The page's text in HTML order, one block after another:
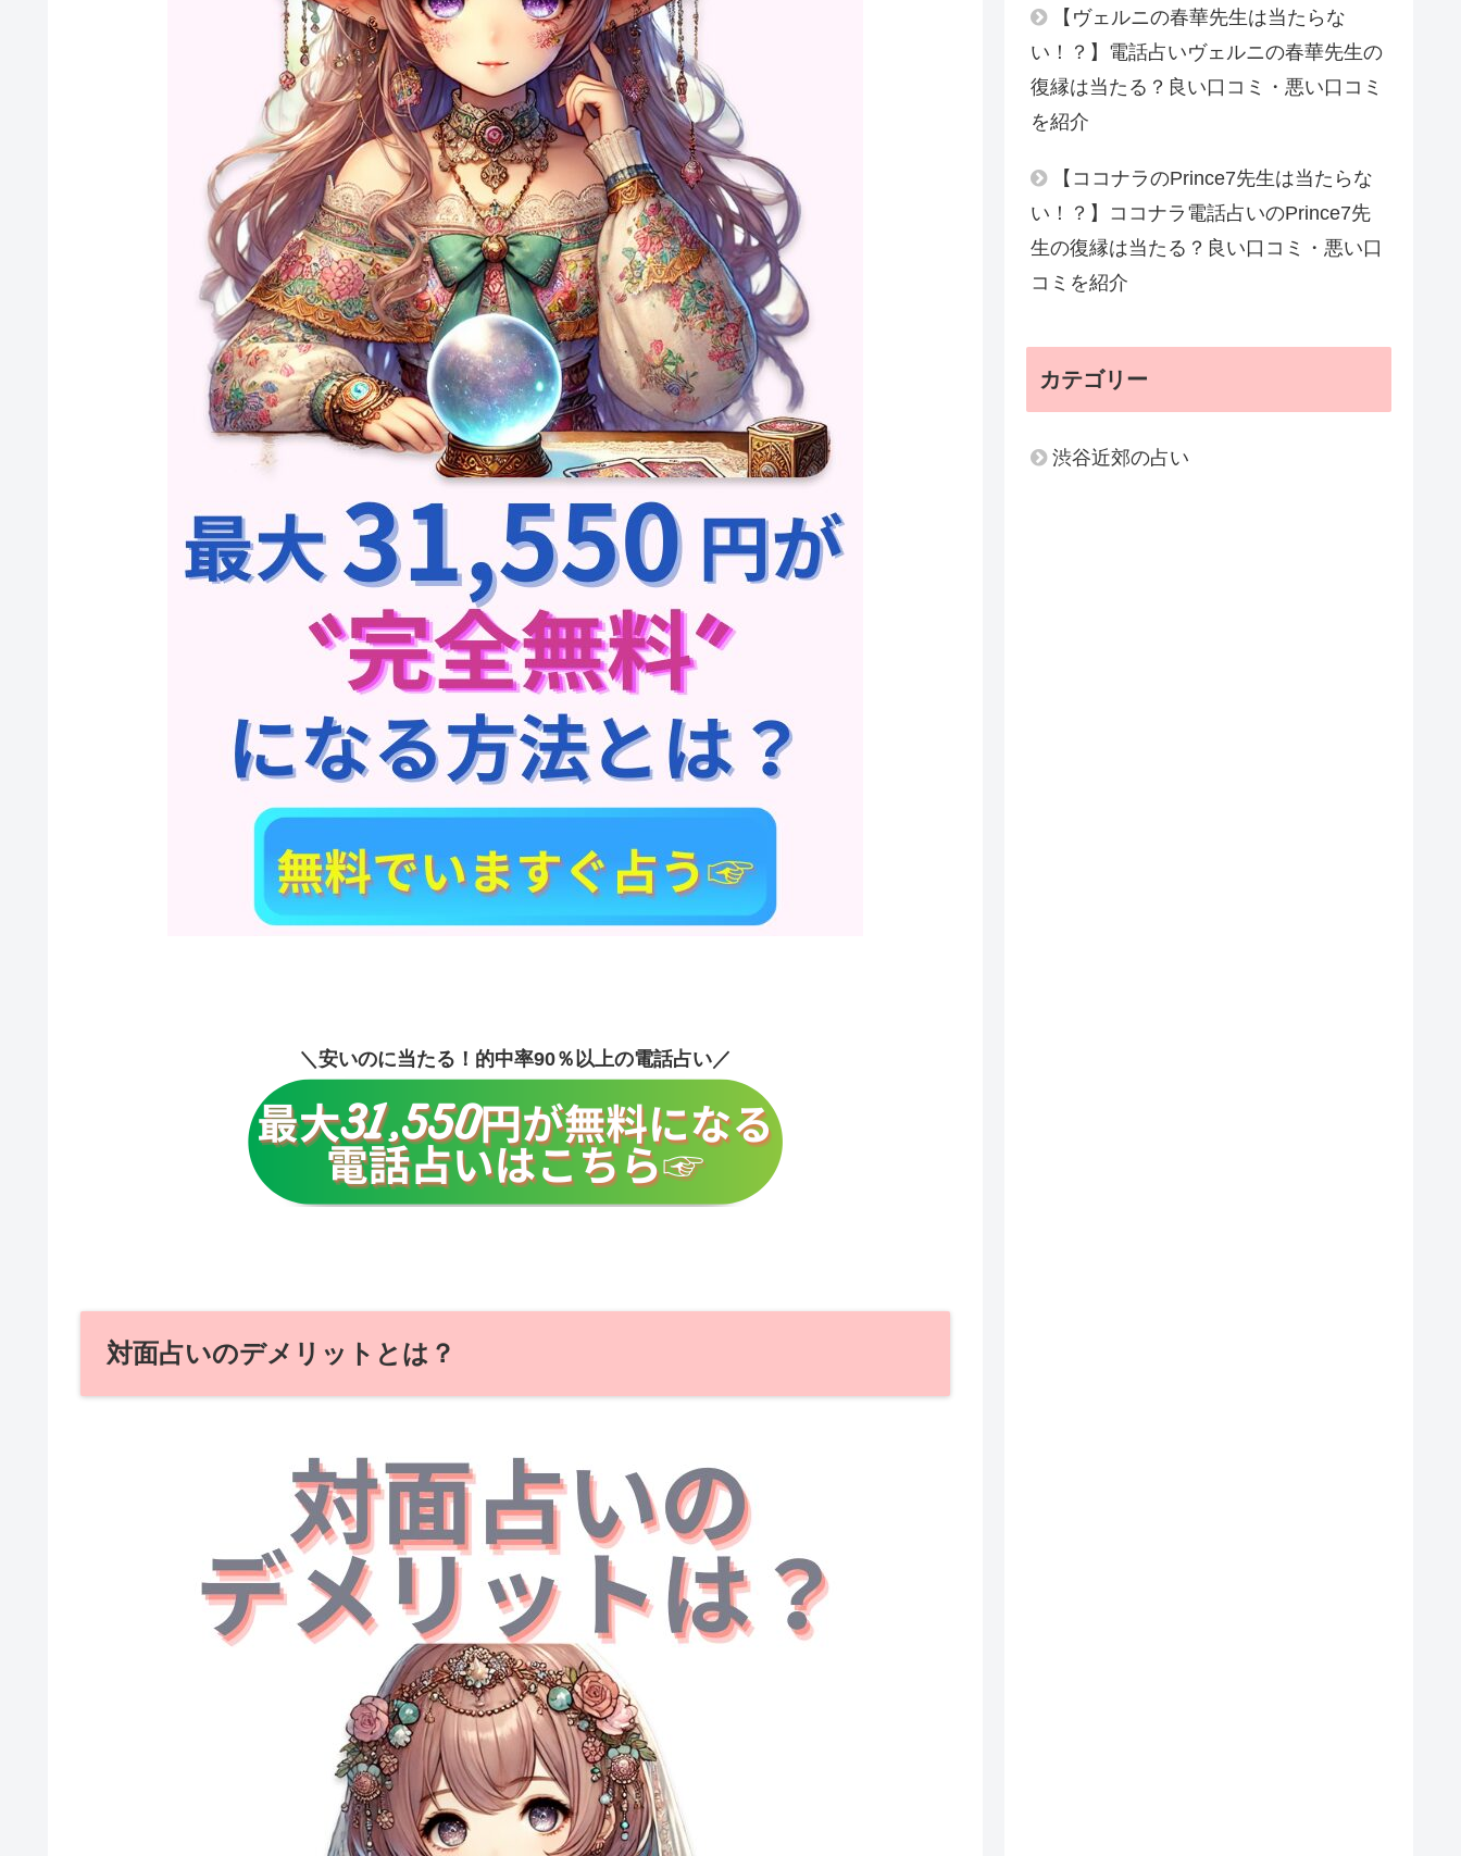
＼安いのに当たる！的中率90％以上の電話占い／
対面占いのデメリットとは？
【ヴェルニの春華先生は当たらな
い！？】電話占いヴェルニの春華先生の
復縁は当たる？良い口コミ・悪い口コミ
を紹介
【ココナラのPrince7先生は当たらな
い！？】ココナラ電話占いのPrince7先
生の復縁は当たる？良い口コミ・悪い口
コミを紹介
カテゴリー
渋谷近郊の占い